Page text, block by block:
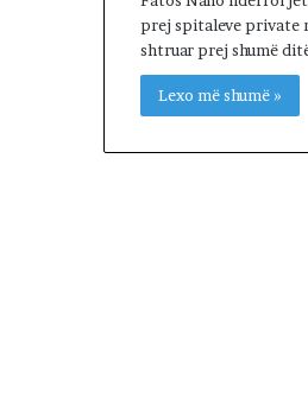
prej spitaleve private
shtruar prej shumë
Lexo më shumë »